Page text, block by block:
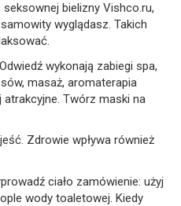
bielizny Vishco.ru,
wyglądasz. Takich
wykonają zabiegi spa,
masaż, aromaterapia
atrakcyjne. Twórz maski na
Zdrowie wpływa również
ciało zamówienie: użyj
wody toaletowej. Kiedy